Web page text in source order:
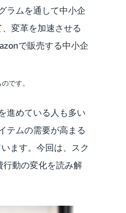
ラムを通して中小企
変革を加速させる
で販売する中小企
です。
進めている人も多い
テムの需要が高まる
ます。今回は、スク
動の変化を読み解